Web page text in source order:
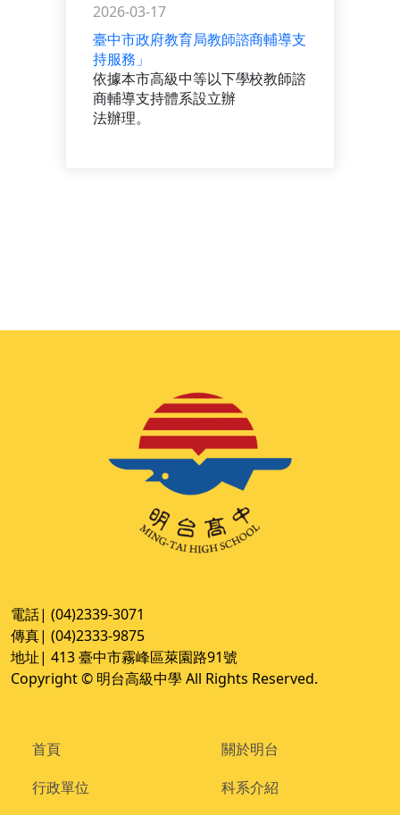
2026-03-17
臺中市政府教育局教師諮商輔導支
持服務」
依據本市高級中等以下學校教師諮
商輔導支持體系設立辦
法辦理。
電話| (04)2339-3071
傳真| (04)2333-9875
地址| 413 臺中市霧峰區萊園路91號
Copyright © 明台高級中學 All Rights Reserved.
首頁
關於明台
行政單位
科系介紹